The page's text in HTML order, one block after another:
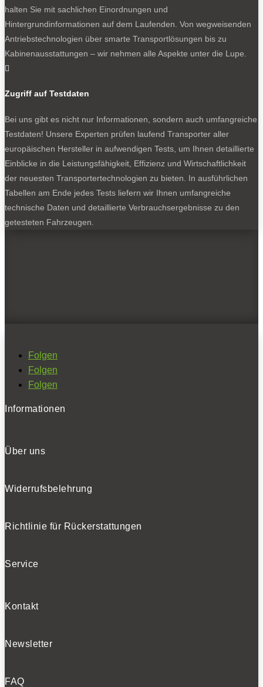
halten Sie mit sachlichen Einordnungen und
Hintergrundinformationen auf dem Laufenden. Von wegweisenden
Antriebstechnologien über smarte Transportlösungen bis zu
Kabinenausstattungen – wir nehmen alle Aspekte unter die Lupe.

Zugriff auf Testdaten
Bei uns gibt es nicht nur Informationen, sondern auch umfangreiche
Testdaten! Unsere Experten prüfen laufend Transporter aller
europäischen Hersteller in aufwendigen Tests, um Ihnen detaillierte
Einblicke in die Leistungsfähigkeit, Effizienz und Wirtschaftlichkeit
der neuesten Transportertechnologien zu bieten. In ausführlichen
Tabellen am Ende jedes Tests liefern wir Ihnen umfangreiche
technische Daten und detaillierte Verbrauchsergebnisse zu den
getesteten Fahrzeugen.
Folgen
Folgen
Folgen
Informationen
Über uns
Widerrufsbelehrung
Richtlinie für Rückerstattungen
Service
Kontakt
Newsletter
FAQ